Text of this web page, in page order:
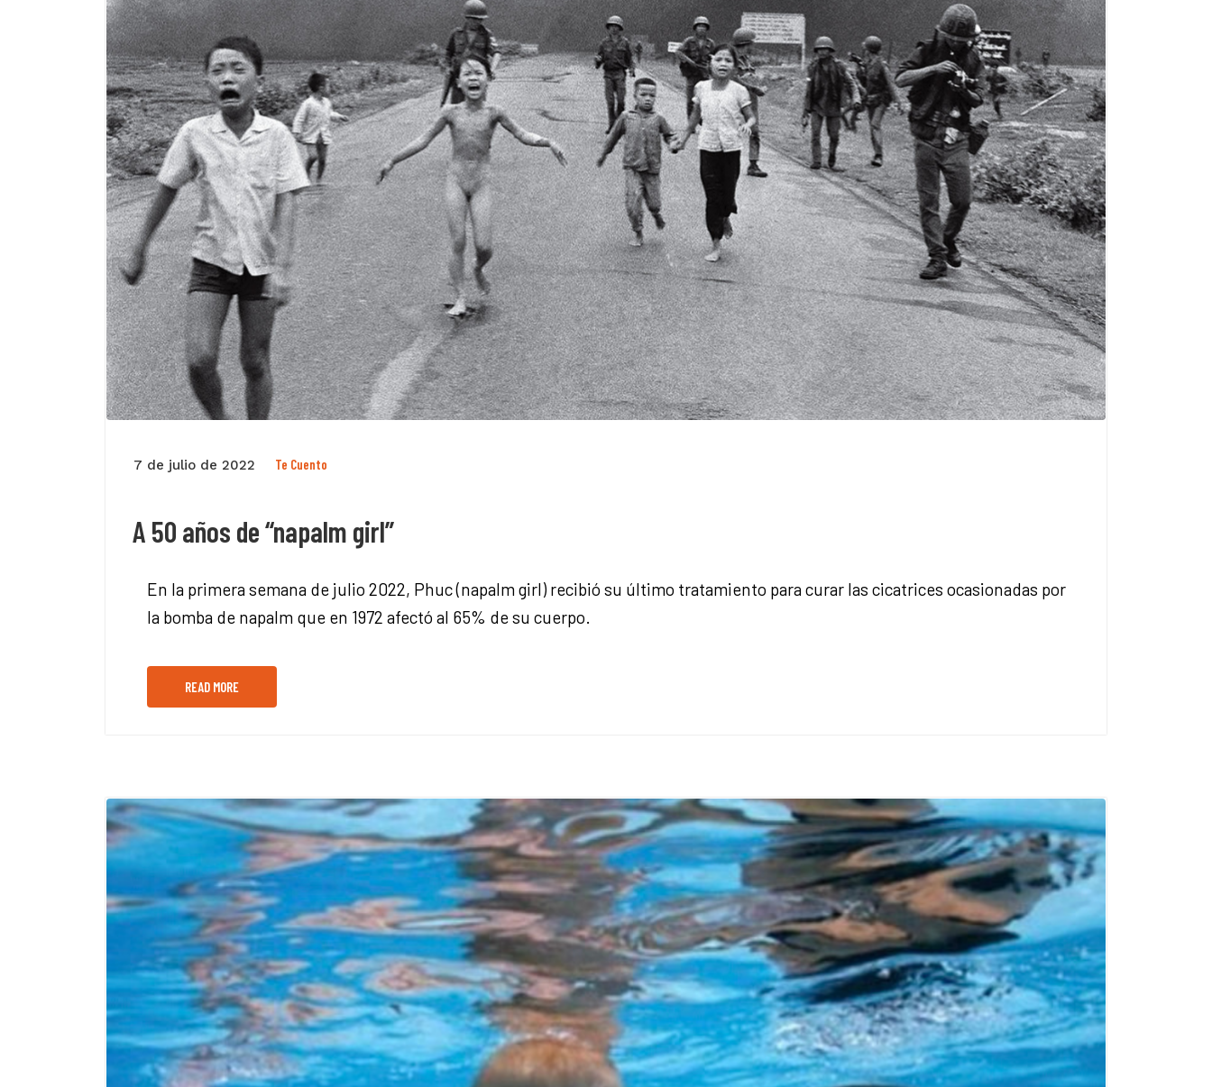
7 de julio de 2022 Te Cuento
A 50 años de “napalm girl”
En la primera semana de julio 2022, Phuc (napalm girl) recibió su último tratamiento para curar las cicatrices ocasionadas por
la bomba de napalm que en 1972 afectó al 65% de su cuerpo.
READ MORE